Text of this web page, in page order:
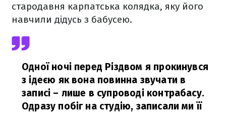
стародавня карпатська колядка, яку його
навчили дідусь з бабусею.
Одної ночі перед Різдвом я прокинувся
з ідеєю як вона повинна звучати в
записі – лише в супроводі контрабасу.
Одразу побіг на студію, записали ми її